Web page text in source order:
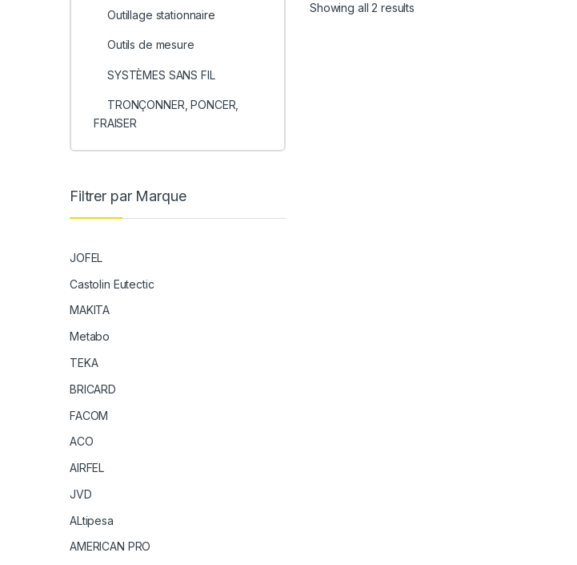
Showing all 2 results
Outillage stationnaire
Outils de mesure
SYSTÈMES SANS FIL
TRONÇONNER, PONCER,
FRAISER
Filtrer par Marque
JOFEL
Castolin Eutectic
MAKITA
Metabo
TEKA
BRICARD
FACOM
ACO
AIRFEL
JVD
ALtipesa
AMERICAN PRO